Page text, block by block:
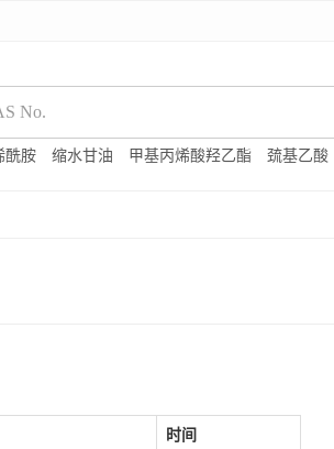
酰胺 缩水甘油 甲基丙烯酸羟乙酯 巯基乙酸
时间